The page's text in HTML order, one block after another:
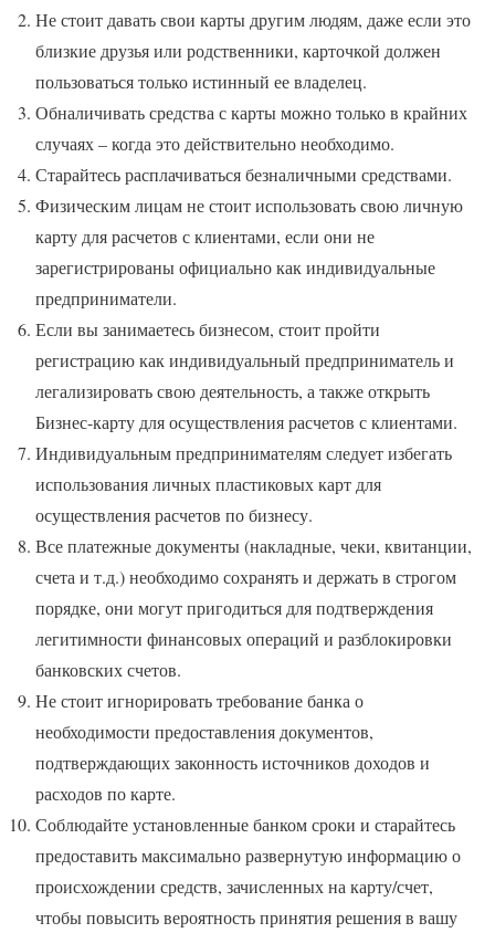
Не стоит давать свои карты другим людям, даже если это
близкие друзья или родственники, карточкой должен
пользоваться только истинный ее владелец.
Обналичивать средства с карты можно только в крайних
случаях – когда это действительно необходимо.
Старайтесь расплачиваться безналичными средствами.
Физическим лицам не стоит использовать свою личную
карту для расчетов с клиентами, если они не
зарегистрированы официально как индивидуальные
предприниматели.
Если вы занимаетесь бизнесом, стоит пройти
регистрацию как индивидуальный предприниматель и
легализировать свою деятельность, а также открыть
Бизнес-карту для осуществления расчетов с клиентами.
Индивидуальным предпринимателям следует избегать
использования личных пластиковых карт для
осуществления расчетов по бизнесу.
Все платежные документы (накладные, чеки, квитанции,
счета и т.д.) необходимо сохранять и держать в строгом
порядке, они могут пригодиться для подтверждения
легитимности финансовых операций и разблокировки
банковских счетов.
Не стоит игнорировать требование банка о
необходимости предоставления документов,
подтверждающих законность источников доходов и
расходов по карте.
Соблюдайте установленные банком сроки и старайтесь
предоставить максимально развернутую информацию о
происхождении средств, зачисленных на карту/счет,
чтобы повысить вероятность принятия решения в вашу